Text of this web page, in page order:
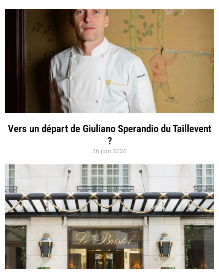
Vers un départ de Giuliano Sperandio du Taillevent
?
26 juin 2026